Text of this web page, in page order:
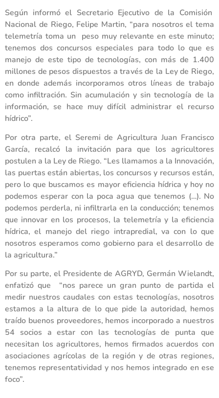
Según informó el Secretario Ejecutivo de la Comisión
Nacional de Riego, Felipe Martin, “para nosotros el tema
telemetría toma un peso muy relevante en este minuto;
tenemos dos concursos especiales para todo lo que es
manejo de este tipo de tecnologías, con más de 1.400
millones de pesos dispuestos a través de la Ley de Riego,
en donde además incorporamos otros líneas de trabajo
como infiltración. Sin acumulación y sin tecnología de la
información, se hace muy difícil administrar el recurso
hídrico”.
Por otra parte, el Seremi de Agricultura Juan Francisco
García, recalcó la invitación para que los agricultores
postulen a la Ley de Riego. “Les llamamos a la Innovación,
las puertas están abiertas, los concursos y recursos están,
pero lo que buscamos es mayor eficiencia hídrica y hoy no
podemos esperar con la poca agua que tenemos (…). No
podemos perderla, ni infiltrarla en la conducción; tenemos
que innovar en los procesos, la telemetría y la eficiencia
hídrica, el manejo del riego intrapredial, va con lo que
nosotros esperamos como gobierno para el desarrollo de
la agricultura.”
Por su parte, el Presidente de AGRYD, Germán Wielandt,
enfatizó que “nos parece un gran punto de partida el
medir nuestros caudales con estas tecnologías, nosotros
estamos a la altura de lo que pide la autoridad, hemos
traído buenos proveedores, hemos incorporado a nuestros
54 socios a estar con las tecnologías de punta que
necesitan los agricultores, hemos firmados acuerdos con
asociaciones agrícolas de la región y de otras regiones,
tenemos representatividad y nos hemos integrado en ese
foco”.